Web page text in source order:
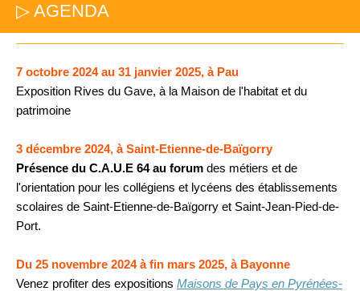
▷ AGENDA
7 octobre 2024 au 31 janvier 2025, à Pau
Exposition Rives du Gave, à la Maison de l'habitat et du
patrimoine
3 décembre 2024, à Saint-Etienne-de-Baïgorry
Présence du C.A.U.E 64 au forum des métiers et de
l'orientation pour les collégiens et lycéens des établissements
scolaires de Saint-Etienne-de-Baïgorry et Saint-Jean-Pied-de-
Port.
Du 25 novembre 2024 à fin mars 2025, à Bayonne
Venez profiter des expositions Maisons de Pays en Pyrénées-